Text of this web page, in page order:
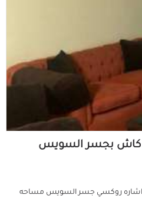
115م للبيع كاش بجسر السويس
اشاره روكسي جسر السويس مساحه